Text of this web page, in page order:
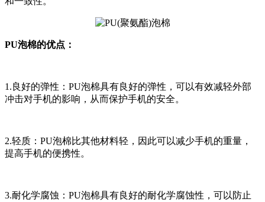
PU泡棉的优点：
1.良好的弹性：PU泡棉具有良好的弹性，可以有效减轻外部
冲击对手机的影响，从而保护手机的安全。
2.轻质：PU泡棉比其他材料轻，因此可以减少手机的重量，
提高手机的便携性。
3.耐化学腐蚀：PU泡棉具有良好的耐化学腐蚀性，可以防止